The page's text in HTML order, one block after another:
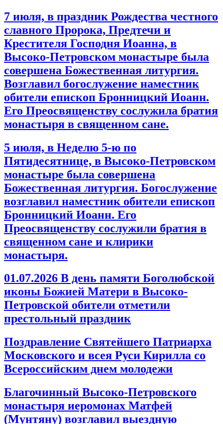
7 июля, в праздник Рождества честного
славного Пророка, Предтечи и
Крестителя Господня Иоанна, в
Высоко-Петровском монастыре была
совершена Божественная литургия.
Возглавил богослужение наместник
обители епископ Бронницкий Иоанн.
Его Преосвященству сослужила братия
монастыря в священном сане.
5 июля, в Неделю 5-ю по
Пятидесятнице, в Высоко-Петровском
монастыре была совершена
Божественная литургия. Богослужение
возглавил наместник обители епископ
Бронницкий Иоанн. Его
Преосвященству сослужили братия в
священном сане и клирики
монастыря.
01.07.2026 В день памяти Боголюбской
иконы Божией Матери в Высоко-
Петровской обители отметили
престольный праздник
Поздравление Святейшего Патриарха
Московского и всея Руси Кирилла со
Всероссийским днем молодежи
Благочинный Высоко-Петровского
монастыря иеромонах Матфей
(Мунтяну) возглавил выездную